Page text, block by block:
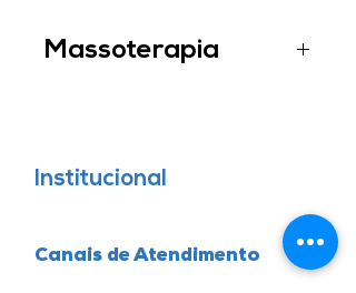
Massoterapia
Institucional
Canais de Atendimento